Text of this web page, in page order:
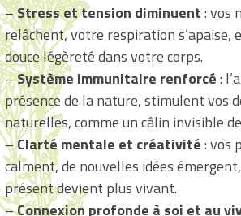
–Stress et tension diminuent: vos
relâchent, votre respiration s’apaise,
douce légèreté dans votre corps.
–Système immunitaire renforcé:
présence de la nature, stimulent vos
naturelles, comme un câlin invisible
–Clarté mentale et créativité: vos
calment, de nouvelles idées
présent devient plus vivant.
–Connexion profonde à soi et au